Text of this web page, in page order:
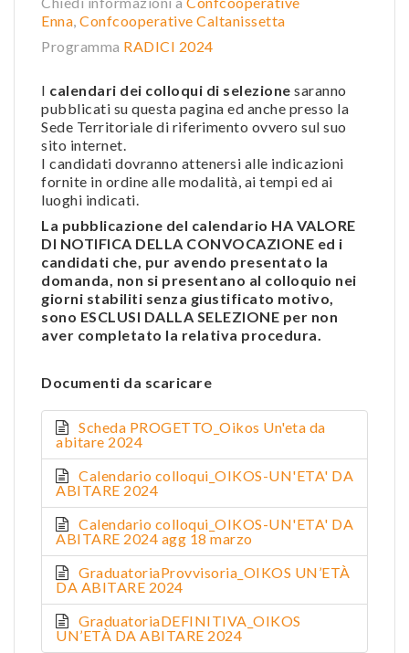
Enna, Confcooperative Caltanissetta
Programma RADICI 2024
I calendari dei colloqui di selezione saranno
pubblicati su questa pagina ed anche presso la
Sede Territoriale di riferimento ovvero sul suo
sito internet.
I candidati dovranno attenersi alle indicazioni
fornite in ordine alle modalità, ai tempi ed ai
luoghi indicati.
La pubblicazione del calendario HA VALORE
DI NOTIFICA DELLA CONVOCAZIONE ed i
candidati che, pur avendo presentato la
domanda, non si presentano al colloquio nei
giorni stabiliti senza giustificato motivo,
sono ESCLUSI DALLA SELEZIONE per non
aver completato la relativa procedura.
Documenti da scaricare
Scheda PROGETTO_Oikos Un'eta da
abitare 2024
Calendario colloqui_OIKOS-UN'ETA' DA
ABITARE 2024
Calendario colloqui_OIKOS-UN'ETA' DA
ABITARE 2024 agg 18 marzo
GraduatoriaProvvisoria_OIKOS UN’ETÀ
DA ABITARE 2024
GraduatoriaDEFINITIVA_OIKOS
UN’ETÀ DA ABITARE 2024